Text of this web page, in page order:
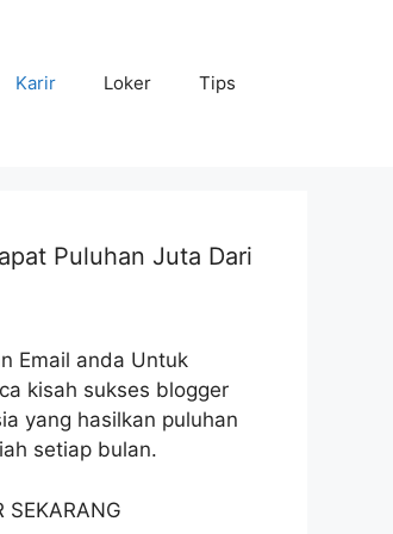
Karir Loker Tips
Puluhan Juta Dari
Email anda Untuk
kisah sukses blogger
yang hasilkan puluhan
setiap bulan.
SEKARANG